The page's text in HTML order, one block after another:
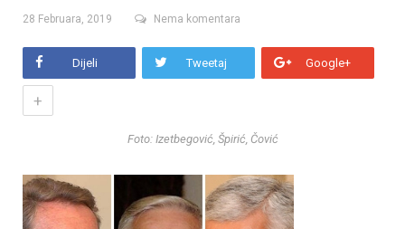
28 Februara, 2019 Nema komentara
Dijeli Tweetaj Google+
+
Foto: Izetbegović, Špirić, Čović